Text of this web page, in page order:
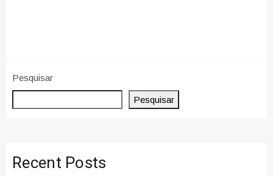
Pesquisar
Pesquisar
Recent Posts